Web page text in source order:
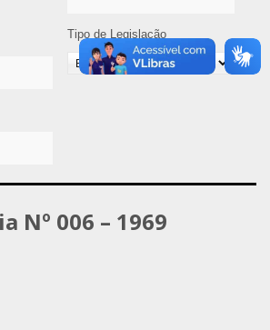
Tipo de Legislação
Nº 006 – 1969